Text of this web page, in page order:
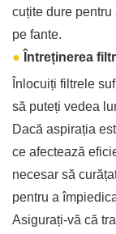
cuțite dure
pe fante.
● Întreținerea
Înlocuiți filtrele
să puteți vedea
Dacă aspirația
ce afectează
necesar să
pentru a
Asigurați-vă că